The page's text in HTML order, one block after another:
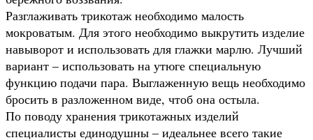
Разглаживать трикотаж необходимо малость
мокроватым. Для этого необходимо выкрутить изделие
навыворот и использовать для глажки марлю. Лучший
вариант – использовать на утюге специальную
функцию подачи пара. Выглаженную вещь необходимо
бросить в разложенном виде, чтоб она остыла.
По поводу хранения трикотажных изделий
специалисты единодушны – идеальнее всего такие